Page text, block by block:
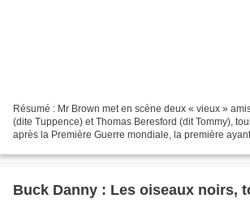
Résumé : Mr Brown met en scène deux « vieux »
(dite Tuppence) et Thomas Beresford (dit Tommy),
après la Première Guerre mondiale, la première
Buck Danny : Les oiseaux noirs,